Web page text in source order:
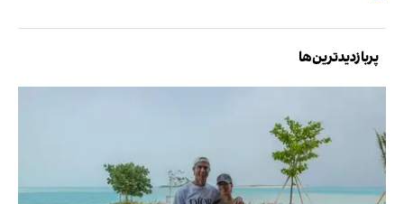
پربازدیدترین‌ها